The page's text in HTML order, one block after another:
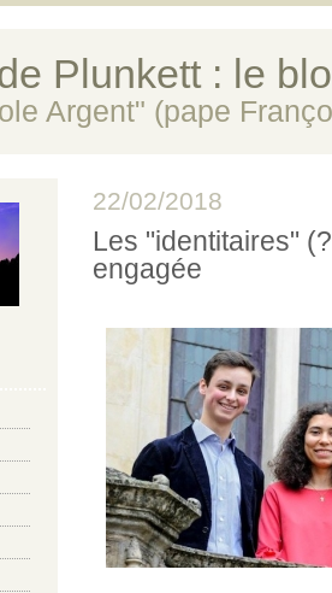
Plunkett : le
Argent" (pape
22/02/2018
Les "identitaires"
engagée